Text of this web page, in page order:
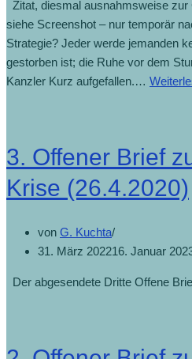
Zitat, diesmal ausnahmsweise zur
siehe Screenshot – nur temporär
Strategie? Jeder werde jemanden
gestorben ist; die Ruhe vor dem
Kanzler Kurz aufgefallen.…
3. Offener Brief
Krise (26.4.2020)
von G. Kuchta
31. März 202216. Januar
Der abgesendete Dritte Offene